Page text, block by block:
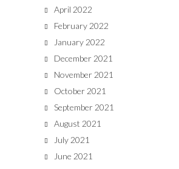
April 2022
February 2022
January 2022
December 2021
November 2021
October 2021
September 2021
August 2021
July 2021
June 2021